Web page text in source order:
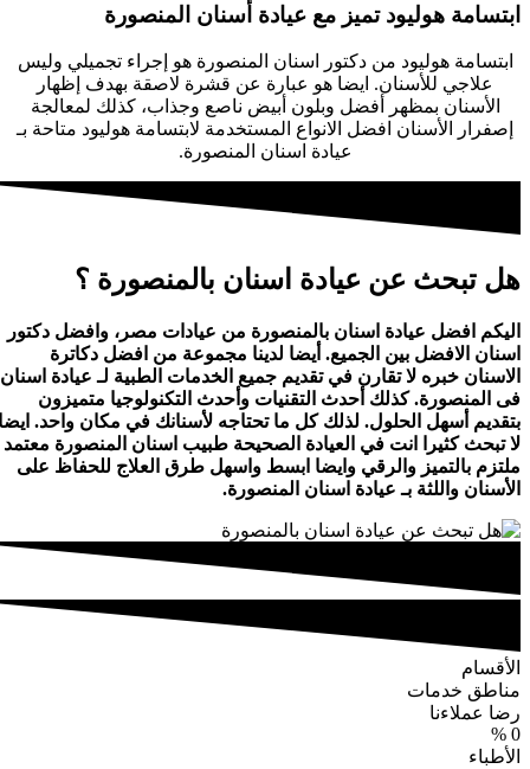
ابتسامة هوليود تميز مع عيادة أسنان المنصورة
ابتسامة هوليود من دكتور اسنان المنصورة هو إجراء تجميلي وليس
علاجي للأسنان. ايضا هو عبارة عن قشرة لاصقة بهدف إظهار
الأسنان بمظهر أفضل وبلون أبيض ناصع وجذاب، كذلك لمعالجة
إصفرار الأسنان افضل الانواع المستخدمة لابتسامة هوليود متاحة بـ
عيادة اسنان المنصورة.
هل تبحث عن عيادة اسنان بالمنصورة ؟
اليكم افضل عيادة اسنان بالمنصورة من عيادات مصر، وافضل دكتور
اسنان الافضل بين الجميع. أيضا لدينا مجموعة من افضل دكاترة
الاسنان خبره لا تقارن في تقديم جميع الخدمات الطبية لـ عيادة اسنان
فى المنصورة. كذلك أحدث التقنيات وأحدث التكنولوجيا متميزون
بتقديم أسهل الحلول. لذلك كل ما تحتاجه لأسنانك في مكان واحد. ايضا
لا تبحث كثيرا انت في العيادة الصحيحة طبيب اسنان المنصورة معتمد
ملتزم بالتميز والرقي وايضا ابسط واسهل طرق العلاج للحفاظ على
الأسنان واللثة بـ عيادة اسنان المنصورة.
الأقسام
مناطق خدمات
رضا عملاءنا
%
الأطباء